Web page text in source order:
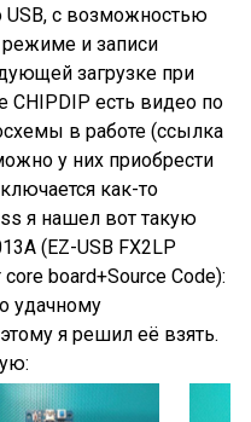
USB, c возможностью
и записи
загрузке при
CHIPDIP есть видео по
в работе (ссылка
у них приобрести
как-то
я нашел вот такую
(EZ-USB FX2LP
board+Source Code):
удачному
я решил её взять.